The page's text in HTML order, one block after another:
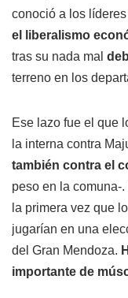
conoció a los
el liberalismo
tras su nada mal
terreno en los
Ese lazo fue el que
la interna contra
también contra el
peso en la comuna-
la primera vez que
jugarían en una
del Gran Mendoza.
importante de